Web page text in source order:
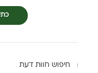
חיפוש